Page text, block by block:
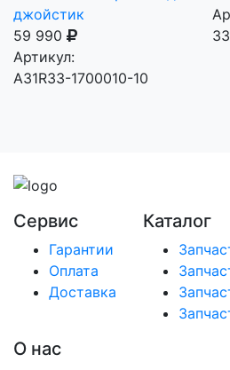
джойстик
59 990
Артикул:
А31R33-1700010-10
Сервис
Гарантии
Оплата
Доставка
Каталог
О нас